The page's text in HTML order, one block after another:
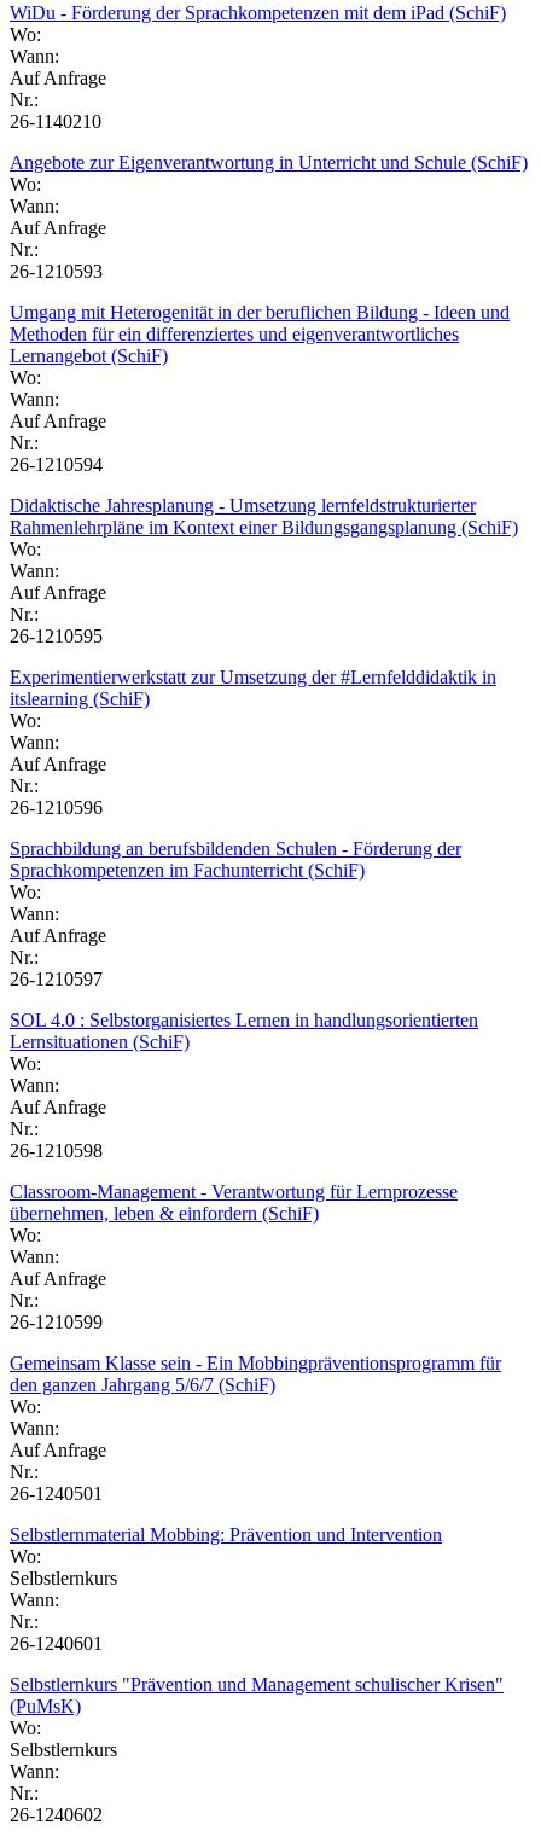
WiDu - Förderung der Sprachkompetenzen mit dem iPad (SchiF)
Wo:
Wann:
Auf Anfrage
Nr.:
26-1140210
Angebote zur Eigenverantwortung in Unterricht und Schule (SchiF)
Wo:
Wann:
Auf Anfrage
Nr.:
26-1210593
Umgang mit Heterogenität in der beruflichen Bildung - Ideen und
Methoden für ein differenziertes und eigenverantwortliches
Lernangebot (SchiF)
Wo:
Wann:
Auf Anfrage
Nr.:
26-1210594
Didaktische Jahresplanung - Umsetzung lernfeldstrukturierter
Rahmenlehrpläne im Kontext einer Bildungsgangsplanung (SchiF)
Wo:
Wann:
Auf Anfrage
Nr.:
26-1210595
Experimentierwerkstatt zur Umsetzung der #Lernfelddidaktik in
itslearning (SchiF)
Wo:
Wann:
Auf Anfrage
Nr.:
26-1210596
Sprachbildung an berufsbildenden Schulen - Förderung der
Sprachkompetenzen im Fachunterricht (SchiF)
Wo:
Wann:
Auf Anfrage
Nr.:
26-1210597
SOL 4.0 : Selbstorganisiertes Lernen in handlungsorientierten
Lernsituationen (SchiF)
Wo:
Wann:
Auf Anfrage
Nr.:
26-1210598
Classroom-Management - Verantwortung für Lernprozesse
übernehmen, leben & einfordern (SchiF)
Wo:
Wann:
Auf Anfrage
Nr.:
26-1210599
Gemeinsam Klasse sein - Ein Mobbingpräventionsprogramm für
den ganzen Jahrgang 5/6/7 (SchiF)
Wo:
Wann:
Auf Anfrage
Nr.:
26-1240501
Selbstlernmaterial Mobbing: Prävention und Intervention
Wo:
Selbstlernkurs
Wann:
Nr.:
26-1240601
Selbstlernkurs "Prävention und Management schulischer Krisen"
(PuMsK)
Wo:
Selbstlernkurs
Wann:
Nr.:
26-1240602